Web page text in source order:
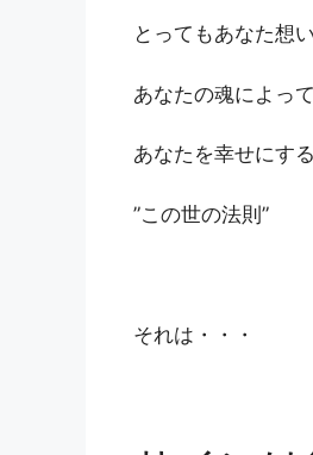
とってもあなた想い
あなたの魂によって
あなたを幸せにす
”この世の法則”
それは・・・